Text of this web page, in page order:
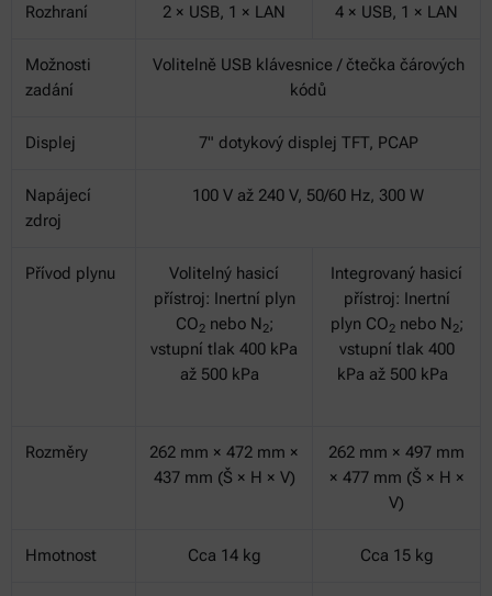
Rozhraní 2 × USB, 1 × LAN 4 × USB, 1 × LAN
Možnosti
zadání
Volitelně USB klávesnice / čtečka čárových
kódů
Displej 7" dotykový displej TFT, PCAP
Napájecí
zdroj
100 V až 240 V, 50/60 Hz, 300 W
Přívod plynu
Volitelný hasicí
přístroj: Inertní plyn
CO2nebo N2;
vstupní tlak 400 kPa
až 500 kPa
Integrovaný hasicí
přístroj: Inertní
plyn CO2nebo N2;
vstupní tlak 400
kPa až 500 kPa
Rozměry
262 mm × 472 mm ×
437 mm (Š × H × V)
262 mm × 497 mm
× 477 mm (Š × H ×
V)
Hmotnost Cca 14 kg Cca 15 kg